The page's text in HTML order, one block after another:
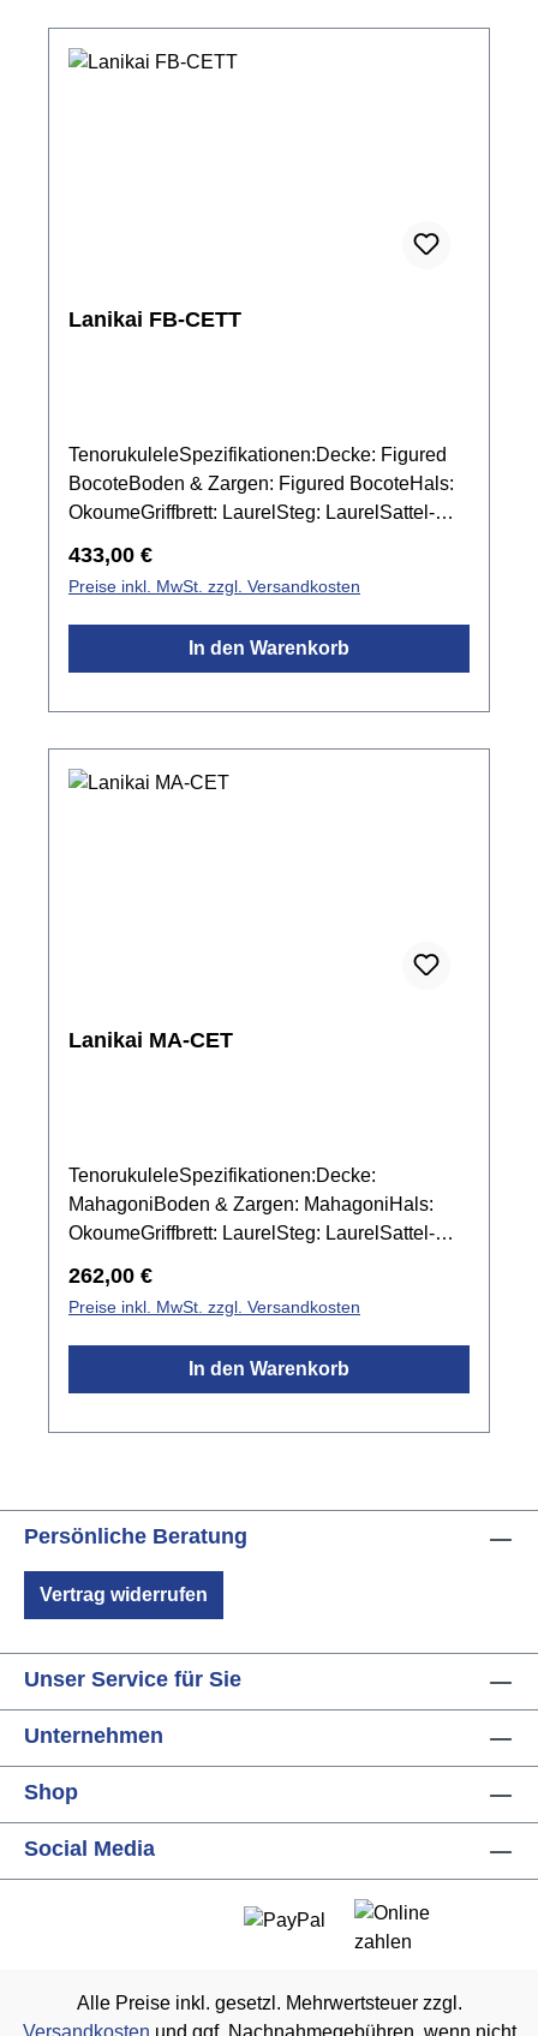
Lanikai FB-CETT
TenorukuleleSpezifikationen:Decke: Figured
BocoteBoden & Zargen: Figured BocoteHals:
OkoumeGriffbrett: LaurelSteg: LaurelSattel-
XBBindings: EchtholzMensur: 432
mmSattelbreite: 37,4 mmPreamp: Lanikai
Active Vol and ToneMechanik: Chrom
offenFarbe: Natur mattinkl. Gigbag
Regulärer Preis:
433,00 €
Preise inkl. MwSt. zzgl. Versandkosten
In den Warenkorb
Lanikai MA-CET
TenorukuleleSpezifikationen:Decke:
MahagoniBoden & Zargen: MahagoniHals:
OkoumeGriffbrett: LaurelSteg: LaurelSattel-
XBBindings: KunststoffMensur: 432
mmSattelbreite: 37,4 mmPreamp: Fishman
Kula mit integriertem StimmgerätMechanik:
Chrom offenFarbe: Natur mattinkl. Gigbag
Regulärer Preis:
262,00 €
Preise inkl. MwSt. zzgl. Versandkosten
In den Warenkorb
Persönliche Beratung
Vertrag widerrufen
Unser Service für Sie
Unternehmen
Shop
Social Media
Alle Preise inkl. gesetzl. Mehrwertsteuer zzgl.
Versandkosten und ggf. Nachnahmegebühren, wenn nicht